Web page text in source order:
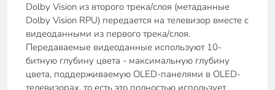
Dolby Vision из второго трека/слоя (метаданные
Dolby Vision RPU) передается на телевизор вместе с
видеоданными из первого трека/слоя.
Передаваемые видеоданные используют 10-
битную глубину цвета - максимальную глубину
цвета, поддерживаемую OLED-панелями в OLED-
телевизорах, то есть это полностью использует